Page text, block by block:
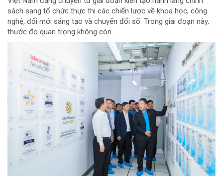
sách sang tổ chức thực thi các chiến lược về khoa học, công
nghệ, đổi mới sáng tạo và chuyển đổi số. Trong giai đoạn này,
thước đo quan trọng không còn...